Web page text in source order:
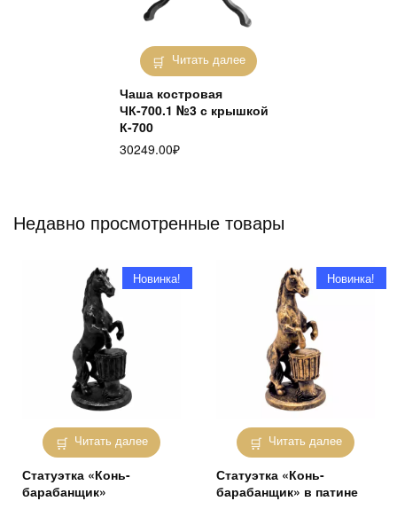
Читать далее
Чаша костровая
ЧК-700.1 №3 с крышкой
К-700
30249.00₽
Недавно просмотренные товары
Читать далее
Новинка!
Статуэтка «Конь-
барабанщик»
Читать далее
Новинка!
Статуэтка «Конь-
барабанщик» в патине